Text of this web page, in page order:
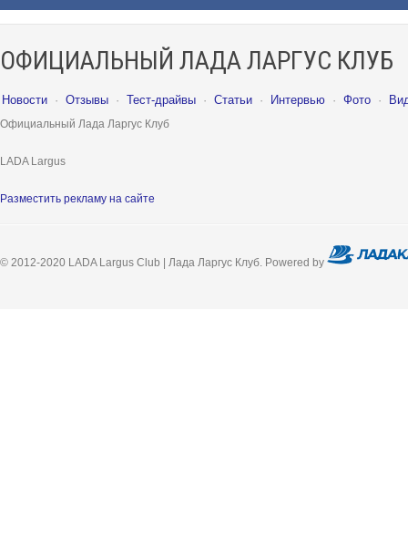
ОФИЦИАЛЬНЫЙ ЛАДА ЛАРГУС КЛУБ
Новости · Отзывы · Тест-драйвы · Статьи · Интервью · Фото ·
Официальный Лада Ларгус Клуб
LADA Largus
Разместить рекламу на сайте
© 2012-2020 LADA Largus Club | Лада Ларгус Клуб. Powered by